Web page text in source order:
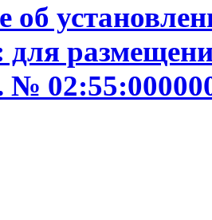
об
для